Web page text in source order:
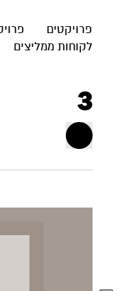
פרויקטים
לקוחות ממליצים
3